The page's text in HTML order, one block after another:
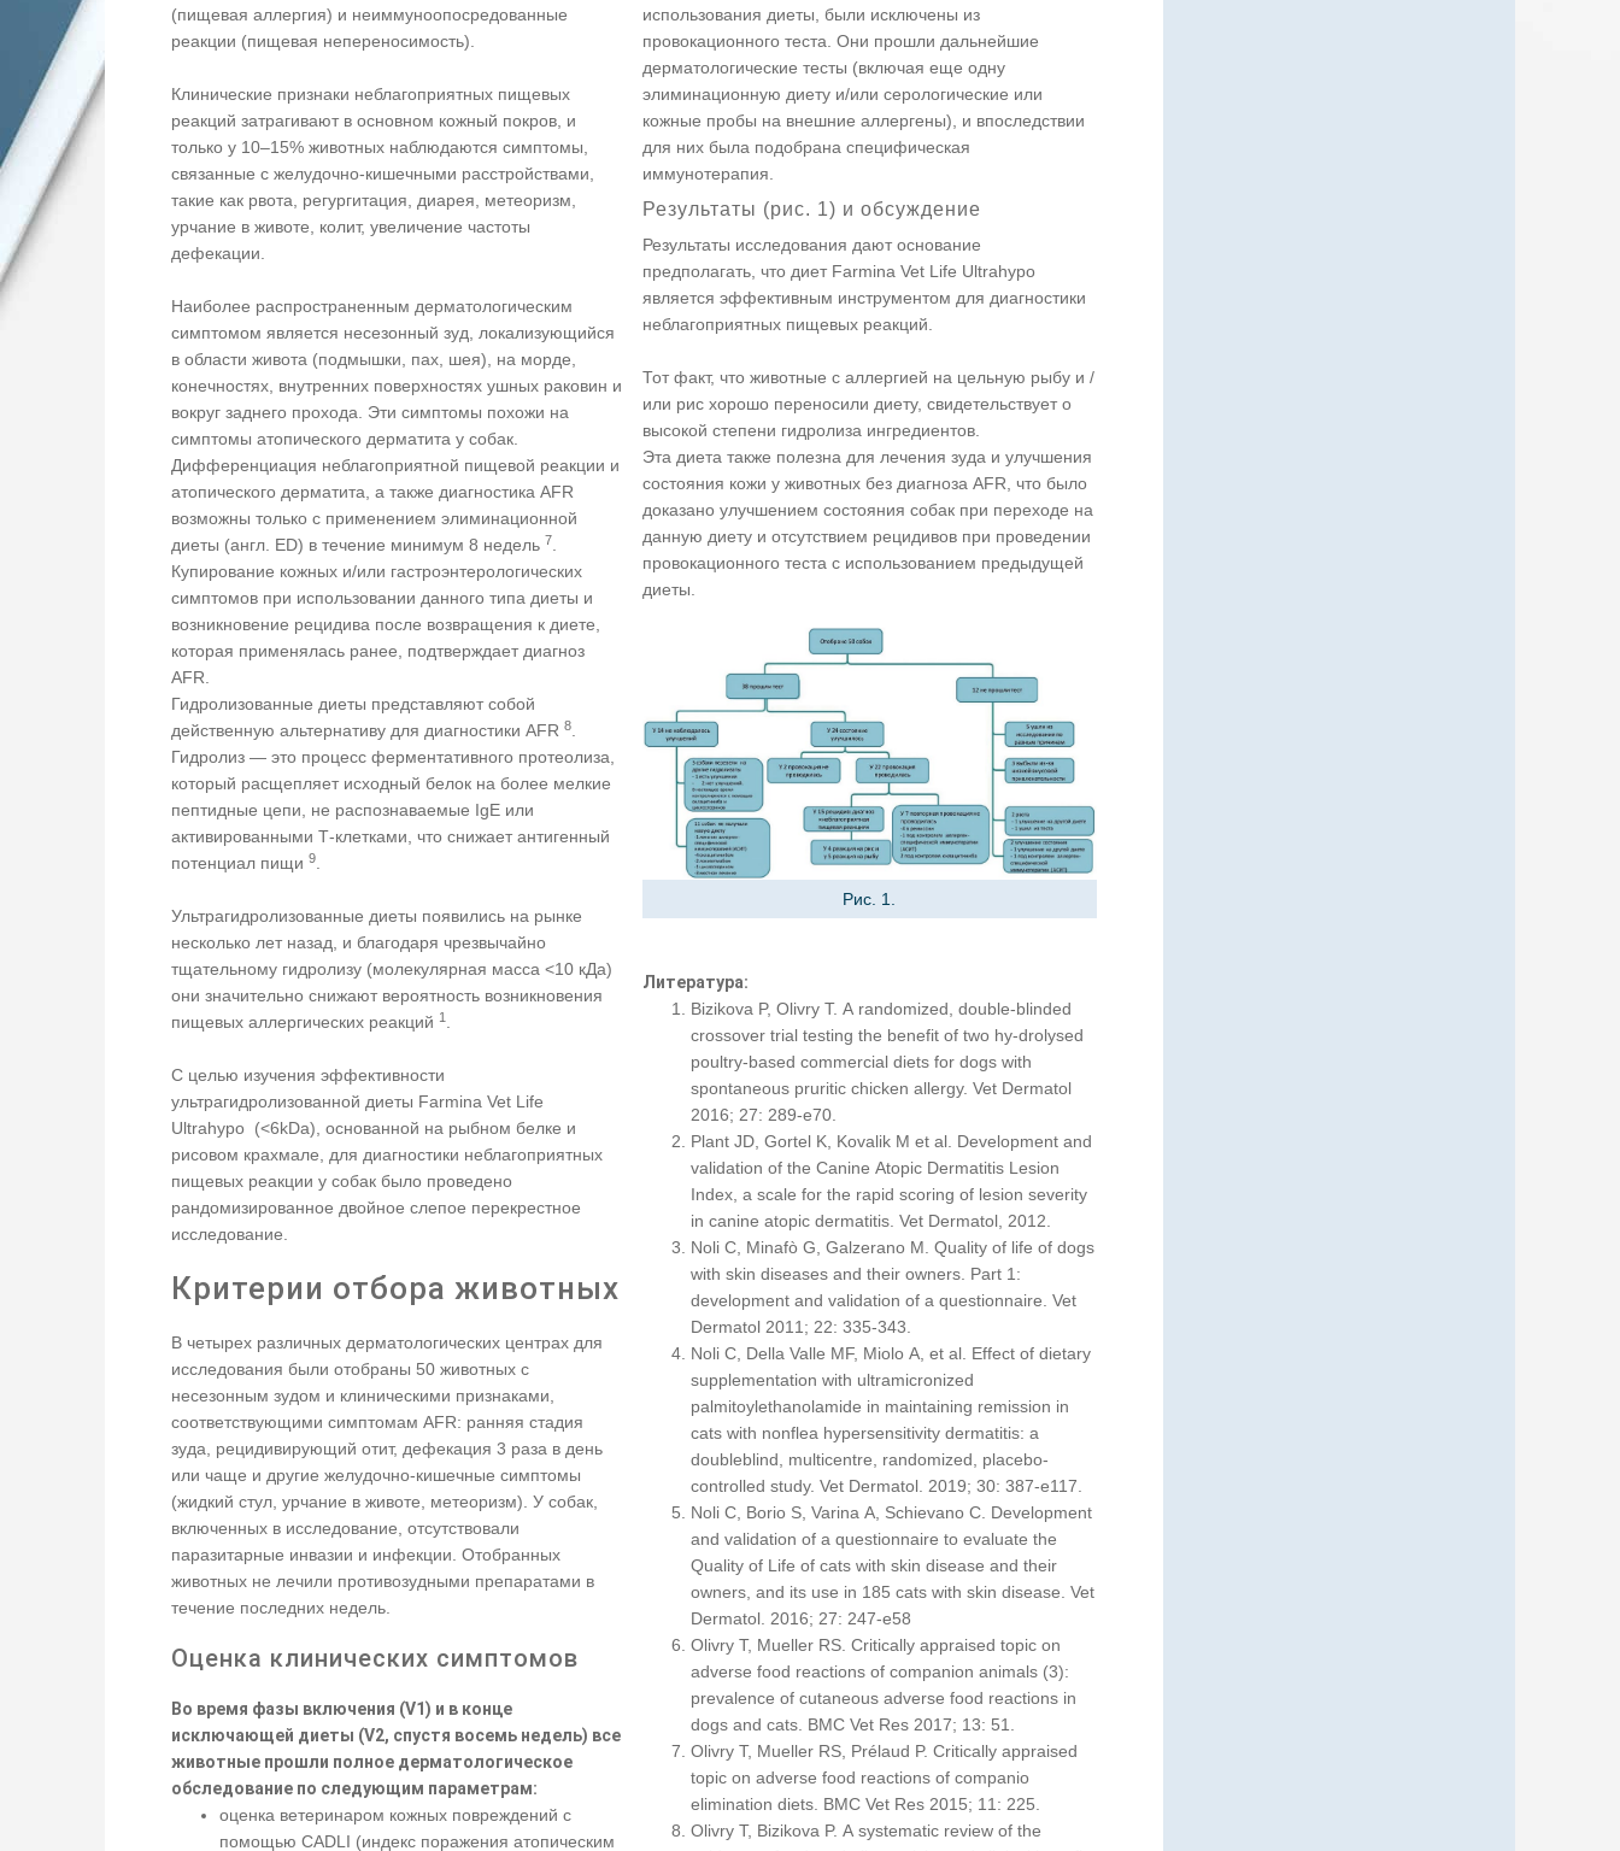
(пищевая аллергия) и неиммуноопосредованные
реакции (пищевая непереносимость).
Клинические признаки неблагоприятных пищевых
реакций затрагивают в основном кожный покров, и
только у 10–15% животных наблюдаются симптомы,
связанные с желудочно-кишечными расстройствами,
такие как рвота, регургитация, диарея, метеоризм,
урчание в животе, колит, увеличение частоты
дефекации.
Наиболее распространенным дерматологическим
симптомом является несезонный зуд, локализующийся
в области живота (подмышки, пах, шея), на морде,
конечностях, внутренних поверхностях ушных раковин и
вокруг заднего прохода. Эти симптомы похожи на
симптомы атопического дерматита у собак.
Дифференциация неблагоприятной пищевой реакции и
атопического дерматита, а также диагностика AFR
возможны только с применением элиминационной
диеты (англ. ED) в течение минимум 8 недель 7
Купирование кожных и/или гастроэнтерологических
симптомов при использовании данного типа диеты и
возникновение рецидива после возвращения к диете,
которая применялась ранее, подтверждает диагноз
AFR.
Гидролизованные диеты представляют собой
действенную альтернативу для диагностики AFR 8
Гидролиз — это процесс ферментативного протеолиза,
который расщепляет исходный белок на более мелкие
пептидные цепи, не распознаваемые IgE или
активированными Т-клетками, что снижает антигенный
потенциал пищи 9
Ультрагидролизованные диеты появились на рынке
несколько лет назад, и благодаря чрезвычайно
тщательному гидролизу (молекулярная масса <10 кДа)
они значительно снижают вероятность возникновения
пищевых аллергических реакций 1
С целью изучения эффективности
ультрагидролизованной диеты Farmina Vet Life
Ultrahypo (<6kDa), основанной на рыбном белке и
рисовом крахмале, для диагностики неблагоприятных
пищевых реакции у собак было проведено
рандомизированное двойное слепое перекрестное
исследование.
Критерии отбора животных
В четырех различных дерматологических центрах для
исследования были отобраны 50 животных с
несезонным зудом и клиническими признаками,
соответствующими симптомам AFR: ранняя стадия
зуда, рецидивирующий отит, дефекация 3 раза в день
или чаще и другие желудочно-кишечные симптомы
(жидкий стул, урчание в животе, метеоризм). У собак,
включенных в исследование, отсутствовали
паразитарные инвазии и инфекции. Отобранных
животных не лечили противозудными препаратами в
течение последних недель.
Оценка клинических симптомов
Во время фазы включения (V1) и в конце
исключающей диеты (V2, спустя восемь недель) все
животные прошли полное дерматологическое
обследование по следующим параметрам:
оценка ветеринаром кожных повреждений с
помощью CADLI (индекс поражения атопическим
использования диеты, были исключены из
провокационного теста. Они прошли дальнейшие
дерматологические тесты (включая еще одну
элиминационную диету и/или серологические или
кожные пробы на внешние аллергены), и впоследствии
для них была подобрана специфическая
иммунотерапия.
Результаты (рис. 1) и обсуждение
Результаты исследования дают основание
предполагать, что диет Farmina Vet Life Ultrahypo
является эффективным инструментом для диагностики
неблагоприятных пищевых реакций.
Тот факт, что животные с аллергией на цельную рыбу и /
или рис хорошо переносили диету, свидетельствует о
высокой степени гидролиза ингредиентов.
Эта диета также полезна для лечения зуда и улучшения
состояния кожи у животных без диагноза AFR, что было
доказано улучшением состояния собак при переходе на
данную диету и отсутствием рецидивов при проведении
провокационного теста с использованием предыдущей
диеты.
Рис. 1.
Литература:
Bizikova P, Olivry T. A randomized, double-blinded
crossover trial testing the benefit of two hy-drolysed
poultry-based commercial diets for dogs with
spontaneous pruritic chicken allergy. Vet Dermatol
2016; 27: 289-e70.
Plant JD, Gortel K, Kovalik M et al. Development and
validation of the Canine Atopic Dermatitis Lesion
Index, a scale for the rapid scoring of lesion severity
in canine atopic dermatitis. Vet Dermatol, 2012.
Noli C, Minafò G, Galzerano M. Quality of life of dogs
with skin diseases and their owners. Part 1:
development and validation of a questionnaire. Vet
Dermatol 2011; 22: 335-343.
Noli C, Della Valle MF, Miolo A, et al. Effect of dietary
supplementation with ultramicronized
palmitoylethanolamide in maintaining remission in
cats with nonflea hypersensitivity dermatitis: a
doubleblind, multicentre, randomized, placebo-
controlled study. Vet Dermatol. 2019; 30: 387-e117.
Noli C, Borio S, Varina A, Schievano C. Development
and validation of a questionnaire to evaluate the
Quality of Life of cats with skin disease and their
owners, and its use in 185 cats with skin disease. Vet
Dermatol. 2016; 27: 247-e58
Olivry T, Mueller RS. Critically appraised topic on
adverse food reactions of companion animals (3):
prevalence of cutaneous adverse food reactions in
dogs and cats. BMC Vet Res 2017; 13: 51.
Olivry T, Mueller RS, Prélaud P. Critically appraised
topic on adverse food reactions of companio
elimination diets. BMC Vet Res 2015; 11: 225.
Olivry T, Bizikova P. A systematic review of the